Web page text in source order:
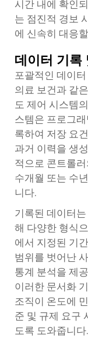
시간 내에 확인
는 점진적 경보
에 신속히 대응
데이터 기록
포괄적인 데이
의료 보건과 같
도 제어 시스템
스템은 프로그
록하여 저장 요
과거 이력을 생
적으로 콘트롤
수개월 또는 수
니다.
기록된 데이터
해 다양한 형식
에서 지정된 기
범위를 벗어난
통계 분석을 제
이러한 문서화
조직이 온도에
준 및 규제 요구
도록 도와줍니다.